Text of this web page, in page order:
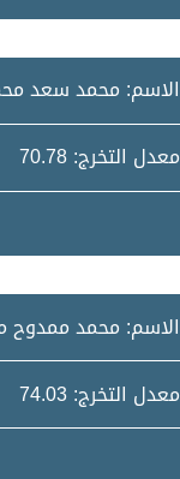
الاسم: محمد سعد
معدل التخرج: 70.78
الاسم: محمد ممدوح
معدل التخرج: 74.03